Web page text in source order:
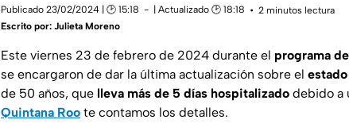
Publicado 23/02/2024 | 🕑 15:18 | Actualizado 🕑 18:18
2 minutos lectura
Escrito por: Julieta Moreno
Este viernes 23 de febrero de 2024 durante el programa
se encargaron de dar la última actualización sobre el
de 50 años, que lleva más de 5 días hospitalizado debido a
Quintana Roo te contamos los detalles.